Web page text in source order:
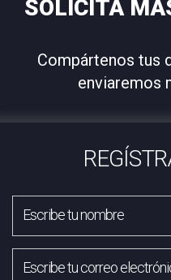
SOLICITA
Compártenos tus
enviaremos